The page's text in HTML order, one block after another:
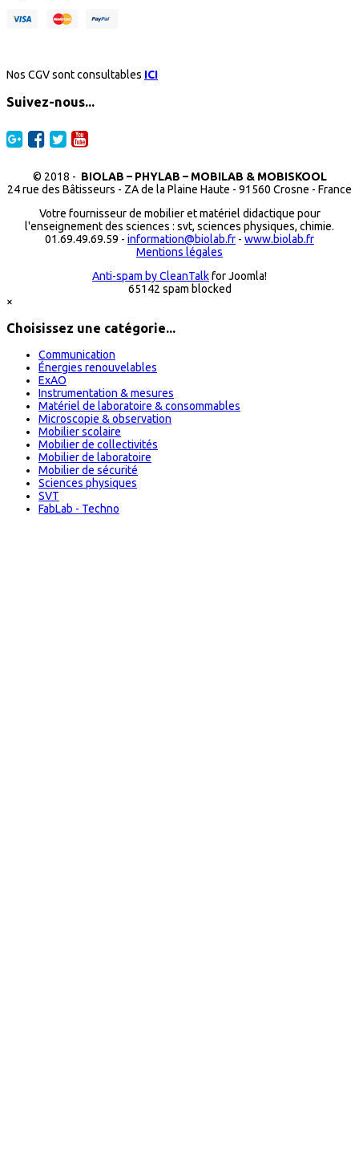
Nos CGV sont consultables ICI
Suivez-nous...
© 2018 - BIOLAB – PHYLAB – MOBILAB & MOBISKOOL
24 rue des Bâtisseurs - ZA de la Plaine Haute - 91560 Crosne - France
Votre fournisseur de mobilier et matériel didactique pour
l'enseignement des sciences : svt, sciences physiques, chimie.
01.69.49.69.59 - information@biolab.fr - www.biolab.fr
Mentions légales
Anti-spam by CleanTalkfor Joomla!
65142 spam blocked
×
Choisissez une catégorie...
Communication
Énergies renouvelables
ExAO
Instrumentation & mesures
Matériel de laboratoire & consommables
Microscopie & observation
Mobilier scolaire
Mobilier de collectivités
Mobilier de laboratoire
Mobilier de sécurité
Sciences physiques
SVT
FabLab - Techno